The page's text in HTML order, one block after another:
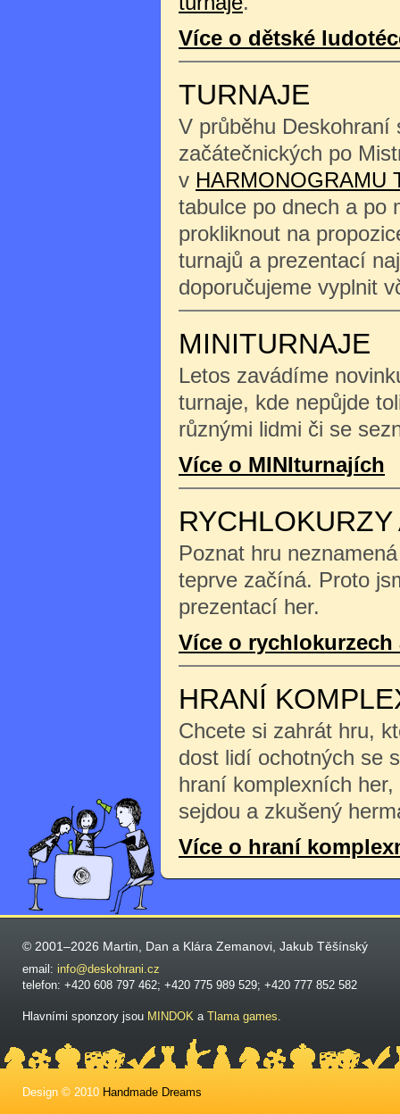
Více o dětské
TURNAJE
V průběhu Deskohraní
začátečnických po
v HARMONOGRAMU
tabulce po dnech a po
prokliknout na
turnajů a prezentací
doporučujeme vyplnit
MINITURNAJE
Letos zavádíme
turnaje, kde nepůjde
různými lidmi či se
Více o MINIturnajích
Poznat hru
teprve začíná. Proto
prezentací her.
Více o rychlokurzech
HRANÍ
Chcete si zahrát hru,
dost lidí ochotných se
hraní komplexních
sejdou a zkušený
Více o hraní
© 2001–2026 Martin, Dan a Klára Zemanovi, Jakub Těšínský
email: info@deskohrani.cz
telefon: +420 608 797 462; +420 775 989 529; +420 777 852 582
Hlavními sponzory jsou MINDOK a Tlama games.
Design © 2010 Handmade Dreams